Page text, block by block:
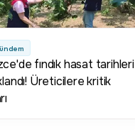
fındık hasat tarihleri
Üreticilere kritik